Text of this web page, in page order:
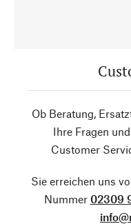
Ob Beratung,
Ihre Fragen
Customer
Sie erreichen uns
Nummer 02309